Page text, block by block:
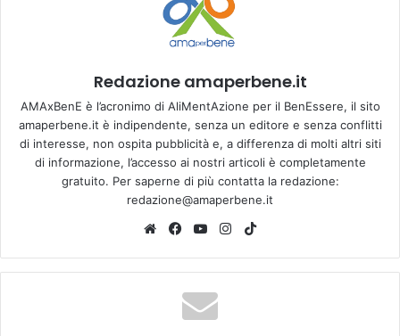
Redazione amaperbene.it
AMAxBenE è l’acronimo di AliMentAzione per il BenEssere, il sito
amaperbene.it è indipendente, senza un editore e senza conflitti
di interesse, non ospita pubblicità e, a differenza di molti altri siti
di informazione, l’accesso ai nostri articoli è completamente
gratuito. Per saperne di più contatta la redazione:
redazione@amaperbene.it
We
te
Fa
bo
ok
Yo
Tu
be
Ins
ra
k